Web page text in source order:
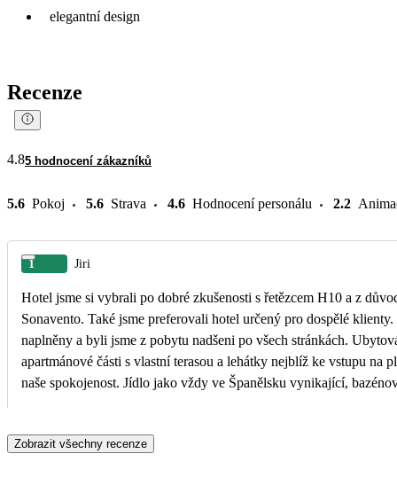
elegantní design
Recenze
4.85 hodnocení zákazníků
5.6 Pokoj 5.6 Strava 4.6 Hodnocení personálu 2.2
1 Jiri
Hotel jsme si vybrali po dobré zkušenosti s řetězcem H10 a z
Sonavento. Také jsme preferovali hotel určený pro dospělé
naplněny a byli jsme z pobytu nadšeni po všech stránkách.
apartmánové části s vlastní terasou a lehátky nejblíž ke vstupu na
naše spokojenost. Jídlo jako vždy ve Španělsku vynikající,
hotelu byla, že není poblíž žádná promenáda, ale s tím jsme dopředu počítali.
Zobrazit všechny recenze